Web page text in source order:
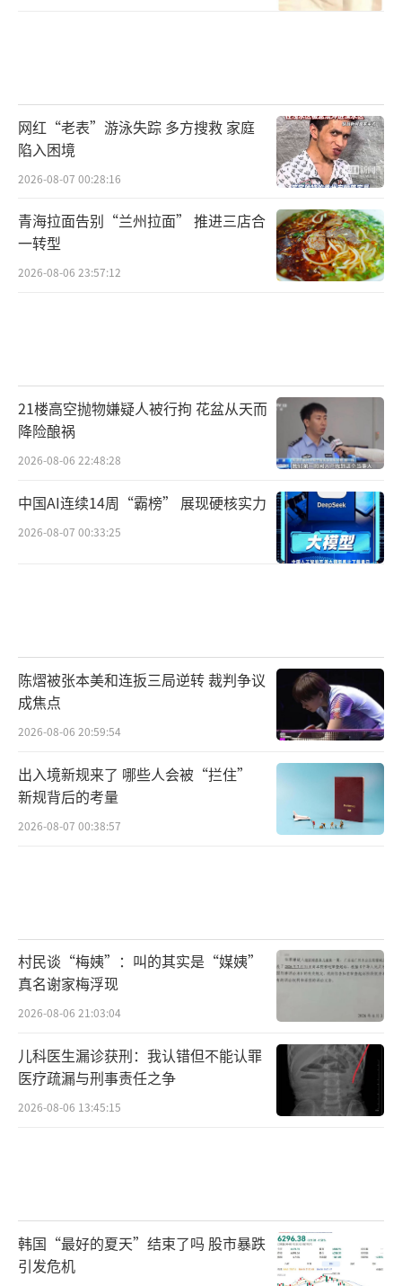
网红“老表”游泳失踪 多方搜救 家庭
陷入困境
2026-08-07 00:28:16
青海拉面告别“兰州拉面” 推进三店合
一转型
2026-08-06 23:57:12
21楼高空抛物嫌疑人被行拘 花盆从天而
降险酿祸
2026-08-06 22:48:28
中国AI连续14周“霸榜” 展现硬核实力
2026-08-07 00:33:25
陈熠被张本美和连扳三局逆转 裁判争议
成焦点
2026-08-06 20:59:54
出入境新规来了 哪些人会被“拦住”
新规背后的考量
2026-08-07 00:38:57
村民谈“梅姨”：叫的其实是“媒姨”
真名谢家梅浮现
2026-08-06 21:03:04
儿科医生漏诊获刑：我认错但不能认罪
医疗疏漏与刑事责任之争
2026-08-06 13:45:15
韩国“最好的夏天”结束了吗 股市暴跌
引发危机